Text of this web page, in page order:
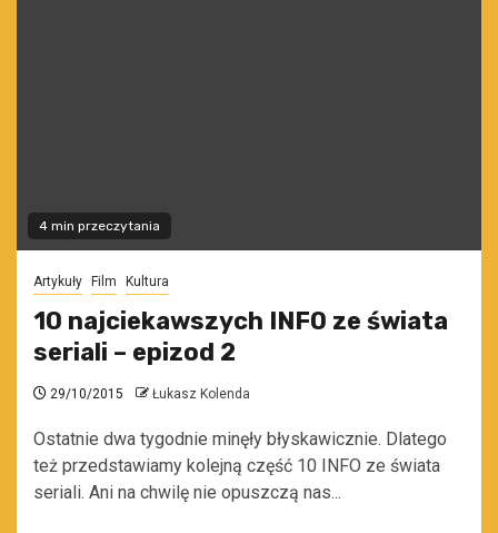
4 min przeczytania
Artykuły Film Kultura
10 najciekawszych INFO ze świata
seriali – epizod 2
29/10/2015 Łukasz Kolenda
Ostatnie dwa tygodnie minęły błyskawicznie. Dlatego
też przedstawiamy kolejną część 10 INFO ze świata
seriali. Ani na chwilę nie opuszczą nas...